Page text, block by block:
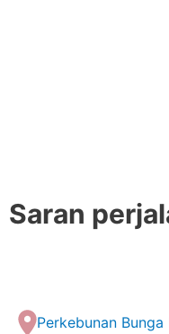
Saran
Perkebunan Bunga